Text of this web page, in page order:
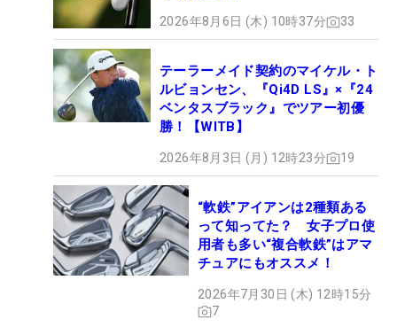
2026年8月6日 (木) 10時37分 33
テーラーメイド契約のマイケル・ト
ルビョンセン、『Qi4D LS』×『24
ベンタスブラック』でツアー初優
勝！【WITB】
2026年8月3日 (月) 12時23分 19
“軟鉄”アイアンは2種類ある
って知ってた？ 女子プロ使
用者も多い“複合軟鉄”はアマ
チュアにもオススメ！
2026年7月30日 (木) 12時15分
7